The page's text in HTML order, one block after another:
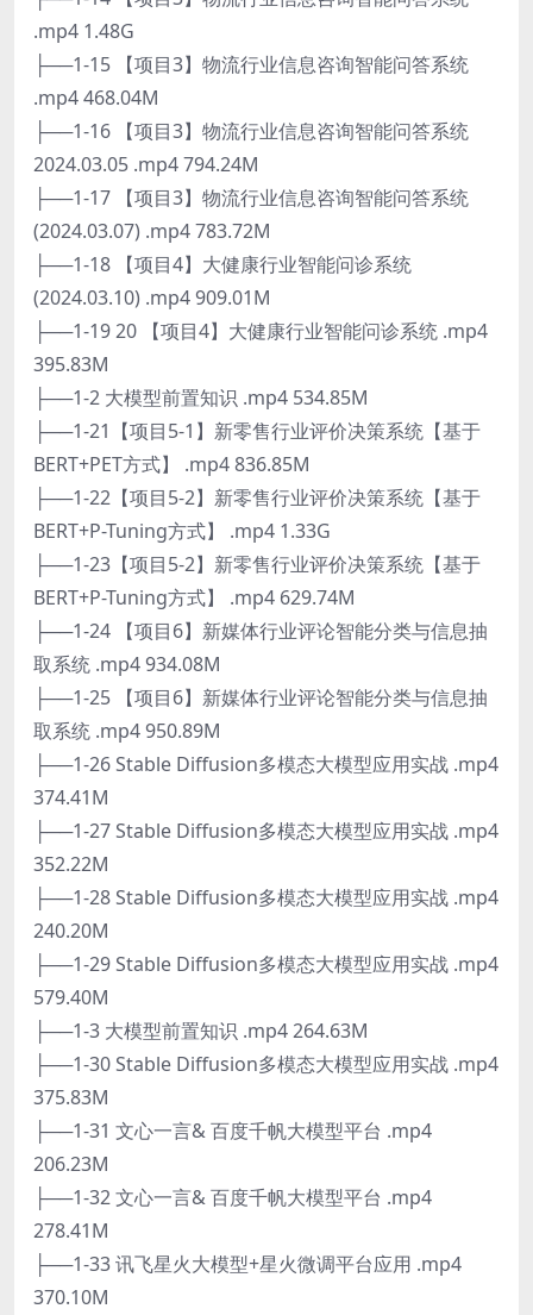
.mp4 1.48G
├──1-15 【项目3】物流行业信息咨询智能问答系统
.mp4 468.04M
├──1-16 【项目3】物流行业信息咨询智能问答系统
2024.03.05 .mp4 794.24M
├──1-17 【项目3】物流行业信息咨询智能问答系统
(2024.03.07) .mp4 783.72M
├──1-18 【项目4】大健康行业智能问诊系统
(2024.03.10) .mp4 909.01M
├──1-19 20 【项目4】大健康行业智能问诊系统 .mp4
395.83M
├──1-2 大模型前置知识 .mp4 534.85M
├──1-21【项目5-1】新零售行业评价决策系统【基于
BERT+PET方式】 .mp4 836.85M
├──1-22【项目5-2】新零售行业评价决策系统【基于
BERT+P-Tuning方式】 .mp4 1.33G
├──1-23【项目5-2】新零售行业评价决策系统【基于
BERT+P-Tuning方式】 .mp4 629.74M
├──1-24 【项目6】新媒体行业评论智能分类与信息抽
取系统 .mp4 934.08M
├──1-25 【项目6】新媒体行业评论智能分类与信息抽
取系统 .mp4 950.89M
├──1-26 Stable Diffusion多模态大模型应用实战 .mp4
374.41M
├──1-27 Stable Diffusion多模态大模型应用实战 .mp4
352.22M
├──1-28 Stable Diffusion多模态大模型应用实战 .mp4
240.20M
├──1-29 Stable Diffusion多模态大模型应用实战 .mp4
579.40M
├──1-3 大模型前置知识 .mp4 264.63M
├──1-30 Stable Diffusion多模态大模型应用实战 .mp4
375.83M
├──1-31 文心一言& 百度千帆大模型平台 .mp4
206.23M
├──1-32 文心一言& 百度千帆大模型平台 .mp4
278.41M
├──1-33 讯飞星火大模型+星火微调平台应用 .mp4
370.10M